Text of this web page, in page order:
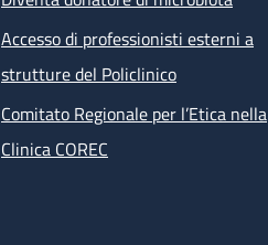
Accesso di professionisti esterni a
strutture del Policlinico
Comitato Regionale per l’Etica nella
Clinica COREC